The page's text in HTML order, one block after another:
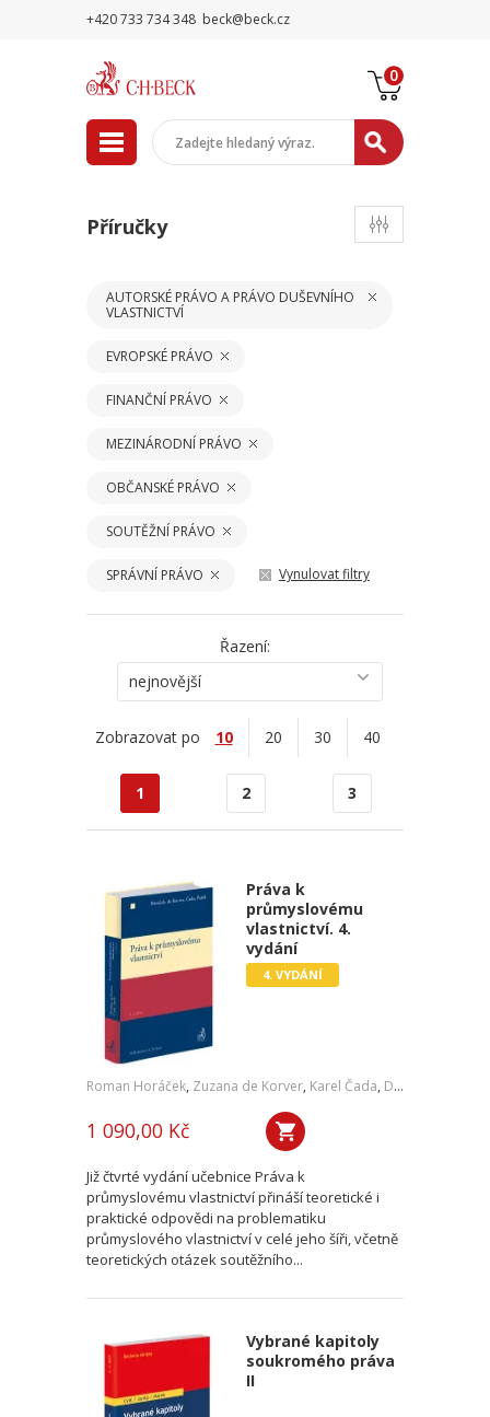
+420 733 734 348 beck@beck.cz
0
Příručky
AUTORSKÉ PRÁVO A PRÁVO DUŠEVNÍHO
VLASTNICTVÍ
EVROPSKÉ PRÁVO
FINANČNÍ PRÁVO
MEZINÁRODNÍ PRÁVO
OBČANSKÉ PRÁVO
SOUTĚŽNÍ PRÁVO
SPRÁVNÍ PRÁVO Vynulovat filtry
Řazení:
nejnovější
Zobrazovat po 10 20 30 40
1 2 3
Práva k
průmyslovému
vlastnictví. 4.
vydání
4. VYDÁNÍ
Roman Horáček, Zuzana de Korver, Karel Čada, Daniel Patěk
1 090,00 Kč
Již čtvrté vydání učebnice Práva k
průmyslovému vlastnictví přináší teoretické i
praktické odpovědi na problematiku
průmyslového vlastnictví v celé jeho šíři, včetně
teoretických otázek soutěžního...
Vybrané kapitoly
soukromého práva
II